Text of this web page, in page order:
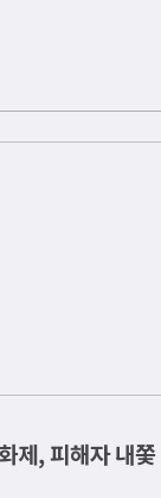
제, 피해자 내쫓